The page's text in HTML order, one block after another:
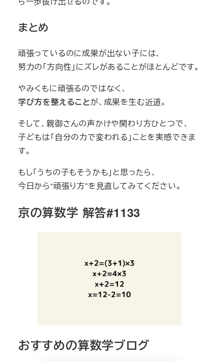
まとめ
頑張っているのに成果が出ない子には、
努力の「方向性」にズレがあることがほとんどです。
やみくもに頑張るのではなく、
学び方を整えることが、成果を生む近道。
そして、親御さんの声かけや関わり方ひとつで、
子どもは「自分の力で変われる」ことを実感できま
す。
もし「うちの子もそうかも」と思ったら、
今日から“頑張り方”を見直してみてください。
京の算数学 解答#1133
おすすめの算数学ブログ